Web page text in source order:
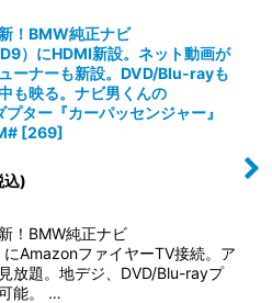
り込む
！BMW純正ナビ
）にHDMI新設。ネット動画が
ーナーも新設。DVD/Blu-rayも
も映る。ナビ男くんの
ター『カーパッセンジャー』
[269]
込)
！BMW純正ナビ
AmazonファイヤーTV接続。ア
放題。地デジ、DVD/Blu-rayプ
能。 …